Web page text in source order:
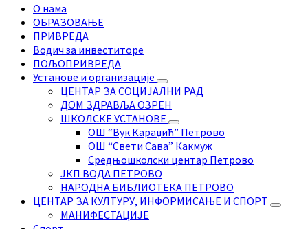
О нама
ОБРАЗОВАЊЕ
ПРИВРЕДА
Водич за инвеститоре
ПОЉОПРИВРЕДА
Установе и организације
ЦЕНТАР ЗА СОЦИЈАЛНИ РАД
ДОМ ЗДРАВЉА ОЗРЕН
ШКОЛСКЕ УСТАНОВЕ
ОШ “Вук Караџић” Петрово
ОШ “Свети Сава” Какмуж
Средњошколски центар Петрово
ЈКП ВОДА ПЕТРОВО
НАРОДНА БИБЛИОТЕКА ПЕТРОВО
ЦЕНТАР ЗА КУЛТУРУ, ИНФОРМИСАЊЕ И СПОРТ
МАНИФЕСТАЦИЈЕ